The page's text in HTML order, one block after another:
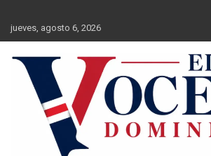
contenido
jueves, agosto 6, 2026